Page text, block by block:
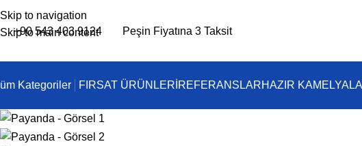
Skip to navigation
Skip to main content
+90 543 403 9124 Peşin Fiyatına 3 Taksit
Kategoriler FIRSAT ÜRÜNLERİ REFERANSLARHAZIR